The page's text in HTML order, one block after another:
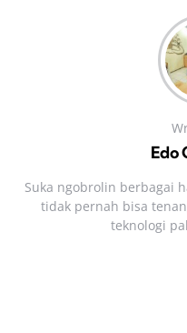
Edo
Suka ngobrolin berbagai
tidak pernah bisa
teknologi